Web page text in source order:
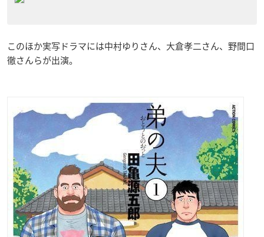
このほか実写ドラマには中村ゆりさん、大倉孝二さん、野間口
徹さんらが出演。